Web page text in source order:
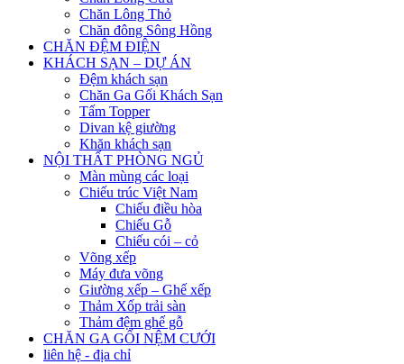
Chăn Lông Thỏ
Chăn đông Sông Hồng
CHĂN ĐỆM ĐIỆN
KHÁCH SẠN – DỰ ÁN
Đệm khách sạn
Chăn Ga Gối Khách Sạn
Tấm Topper
Divan kệ giường
Khăn khách sạn
NỘI THẤT PHÒNG NGỦ
Màn mùng các loại
Chiếu trúc Việt Nam
Chiếu điều hòa
Chiếu Gỗ
Chiếu cói – cỏ
Võng xếp
Máy đưa võng
Giường xếp – Ghế xếp
Thảm Xốp trải sàn
Thảm đệm ghế gỗ
CHĂN GA GỐI NỆM CƯỚI
liên hệ - địa chỉ